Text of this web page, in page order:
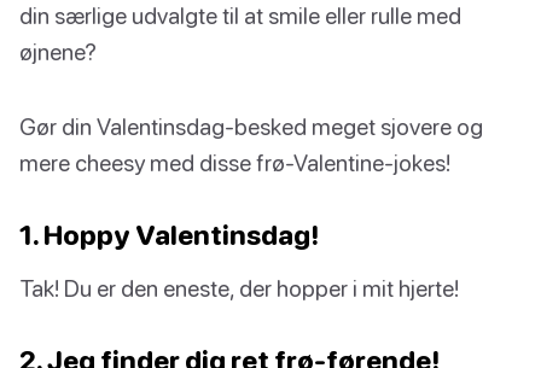
din særlige udvalgte til at smile eller rulle med
øjnene?
Gør din Valentinsdag-besked meget sjovere og
mere cheesy med disse frø-Valentine-jokes!
1. Hoppy Valentinsdag!
Tak! Du er den eneste, der hopper i mit hjerte!
2. Jeg finder dig ret frø-førende!